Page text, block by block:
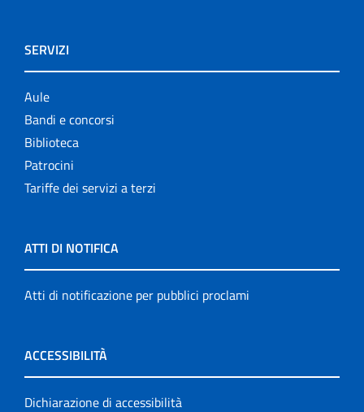
SERVIZI
Aule
Bandi e concorsi
Biblioteca
Patrocini
Tariffe dei servizi a terzi
ATTI DI NOTIFICA
Atti di notificazione per pubblici proclami
ACCESSIBILITÀ
Dichiarazione di accessibilità